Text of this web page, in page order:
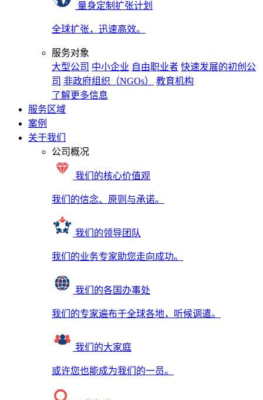
量身定制扩张计划
全球扩张，迅速高效。
服务对象
大型公司 中小企业 自由职业者 快速发展的初创公
司 非政府组织（NGOs）
教育机构
了解更多信息
服务区域
案例
关于我们
公司概况
我们的核心价值观
我们的信念、原则与承诺。
我们的领导团队
我们的业务专家助您走向成功。
我们的各国办事处
我们的专家遍布于全球各地，听候调遣。
我们的大家庭
或许您也能成为我们的一员。